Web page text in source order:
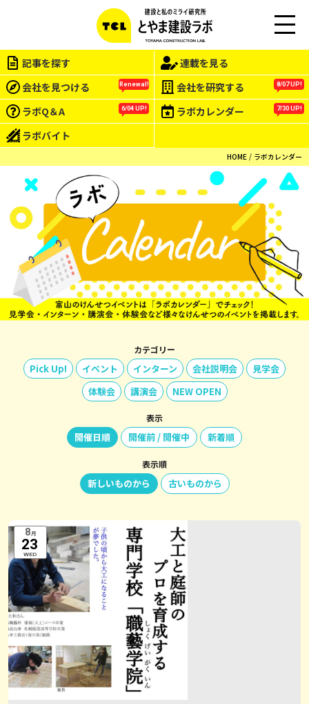
EN
記事を探す
連載を見る
会社を見つける
Renewal! 会社を研究する 8/07 UP!
ラボQ＆A 6/04 UP! ラボカレンダー 7/30 UP!
ラボバイト
HOME ラボカレンダー
カテゴリー
Pick Up! イベント インターン 会社説明会
見学会
体験会
講演会 NEW OPEN
表示
開催日順 開催前 / 開催中 新着順
表示順
新しいものから 古いものから
8月
23
WED